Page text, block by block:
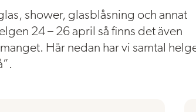
shower, glasblåsning och annat
24 – 26 april så finns det även
Här nedan har vi samtal